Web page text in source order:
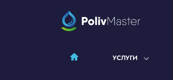
УСЛУГИ